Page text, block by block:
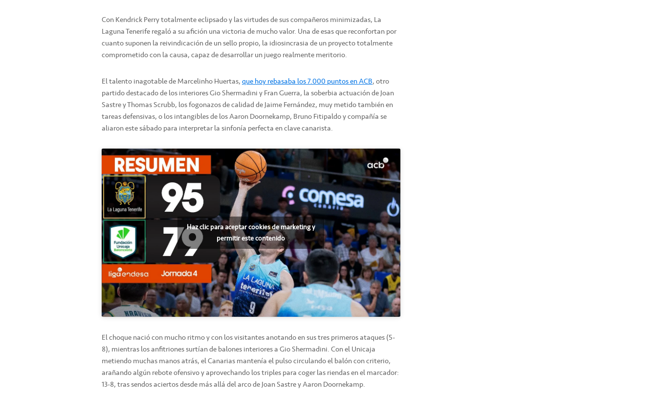
Con Kendrick Perry totalmente eclipsado y las virtudes de sus compañeros minimizadas, La
Laguna Tenerife regaló a su afición una victoria de mucho valor. Una de esas que reconfortan por
cuanto suponen la reivindicación de un sello propio, la idiosincrasia de un proyecto totalmente
comprometido con la causa, capaz de desarrollar un juego realmente meritorio.
El talento inagotable de Marcelinho Huertas,que hoy rebasaba los 7.000 puntos en ACB, otro
partido destacado de los interiores Gio Shermadini y Fran Guerra, la soberbia actuación de Joan
Sastre y Thomas Scrubb, los fogonazos de calidad de Jaime Fernández, muy metido también en
tareas defensivas, o los intangibles de los Aaron Doornekamp, Bruno Fitipaldo y compañía se
aliaron este sábado para interpretar la sinfonía perfecta en clave canarista.
Haz clic para aceptar cookies de marketing y
permitir este contenido
El choque nació con mucho ritmo y con los visitantes anotando en sus tres primeros ataques (5-
8), mientras los anfitriones surtían de balones interiores a Gio Shermadini. Con el Unicaja
metiendo muchas manos atrás, el Canarias mantenía el pulso circulando el balón con criterio,
arañando algún rebote ofensivo y aprovechando los triples para coger las riendas en el marcador:
13-8, tras sendos aciertos desde más allá del arco de Joan Sastre y Aaron Doornekamp.